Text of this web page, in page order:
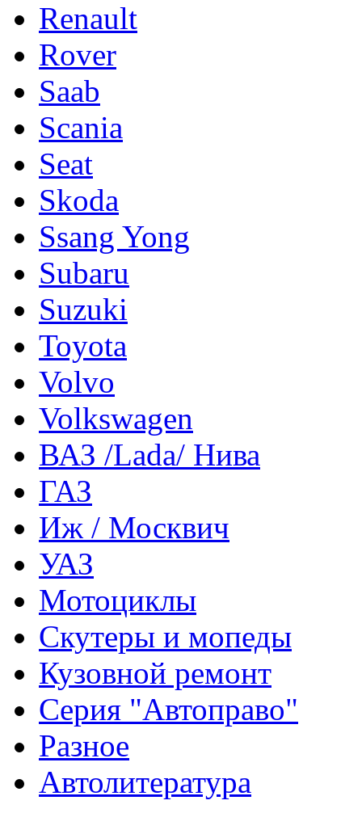
Renault
Rover
Saab
Scania
Seat
Skoda
Ssang Yong
Subaru
Suzuki
Toyota
Volvo
Volkswagen
ВАЗ /Lada/ Нива
ГАЗ
Иж / Москвич
УАЗ
Мотоциклы
Скутеры и мопеды
Кузовной ремонт
Серия "Автоправо"
Разное
Автолитература